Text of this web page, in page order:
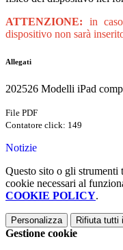
ATTENZIONE: in
dispositivo non sarà
Allegati
202526 Modelli iPad
File PDF
Contatore click: 149
Notizie
Questo sito o gli strumenti
cookie necessari al
COOKIE POLICY.
Personalizza Rifiuta tutti
Gestione cookie